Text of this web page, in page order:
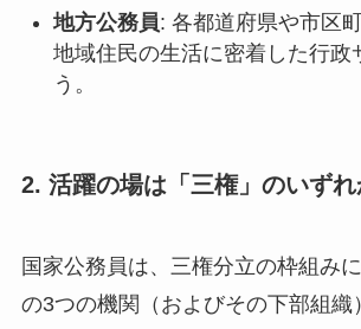
地方公務員: 各都道府県や市区
地域住民の生活に密着した行政
う。
2. 活躍の場は「三権」のいずれ
国家公務員は、三権分立の枠組み
の3つの機関（およびその下部組織